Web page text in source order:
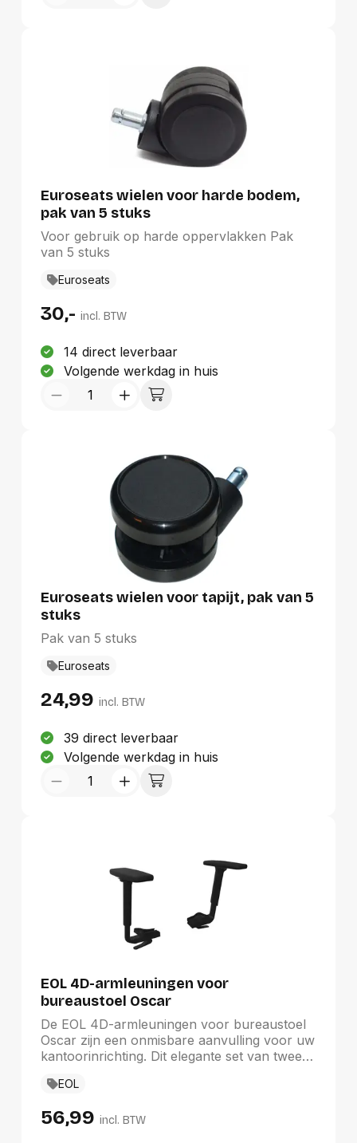
Euroseats wielen voor harde bodem,
pak van 5 stuks
Voor gebruik op harde oppervlakken Pak
van 5 stuks
Euroseats
30,- incl. BTW
14 direct leverbaar
Volgende werkdag in huis
Euroseats wielen voor tapijt, pak van 5
stuks
Pak van 5 stuks
Euroseats
24,99 incl. BTW
39 direct leverbaar
Volgende werkdag in huis
EOL 4D-armleuningen voor
bureaustoel Oscar
De EOL 4D-armleuningen voor bureaustoel
Oscar zijn een onmisbare aanvulling voor uw
kantoorinrichting. Dit elegante set van twee
en veelzijdigheid met vier verstelbare
ergonomie van de Oscar stoel te verbeteren,
EOL
56,99 incl. BTW